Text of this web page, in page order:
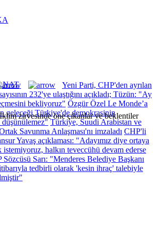
Yeni Parti, CHP'den ayrılan
232'ye ulaştığını açıkladı; Tüzün: "Ay
bekliyoruz" Özgür Özel Le Monde’a
geleceği Türkiye'de demokrasinin
düşünülemez" Türkiye, Suudi Arabistan ve
Savunma Anlaşması'nı imzaladı CHP'li
Yavaş açıklaması: "Adayımız diye ortaya
istemiyoruz, halkın teveccühü devam ederse
Sözcüsü Sarı: "Menderes Belediye Başkanı
tedbirli olarak 'kesin ihraç' talebiyle